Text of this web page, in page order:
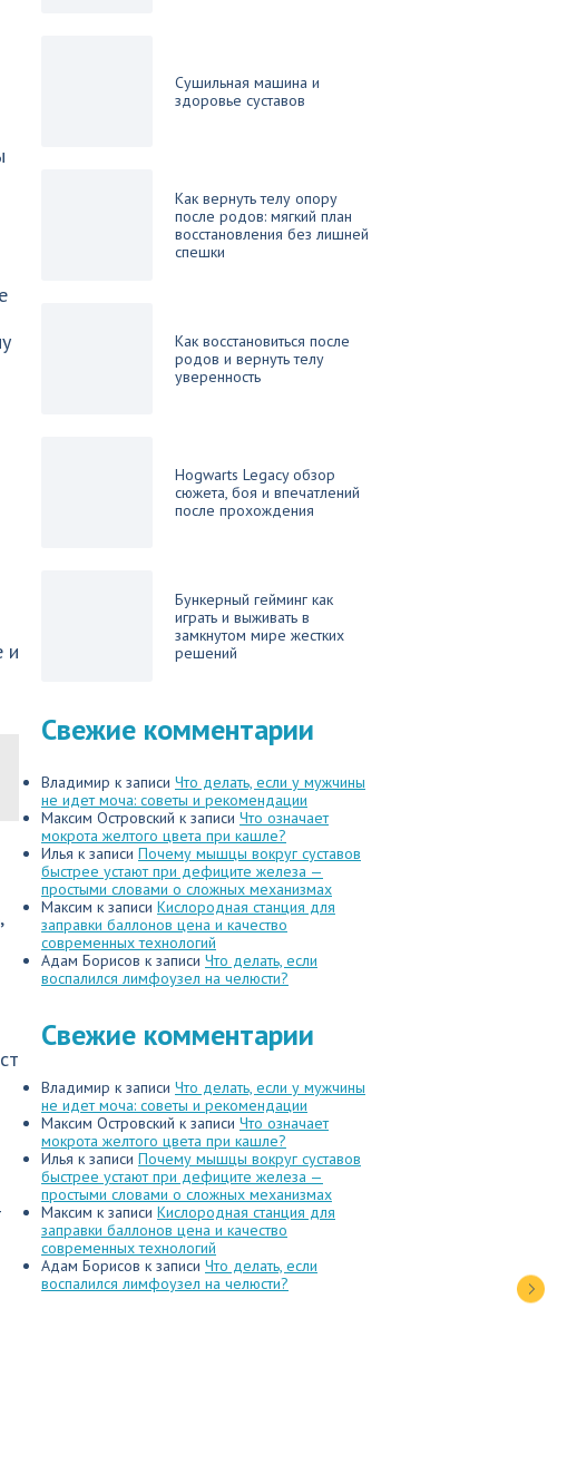
и
Сушильная машина и
здоровье суставов
Как вернуть телу опору
после родов: мягкий план
восстановления без лишней
спешки
Как восстановиться после
родов и вернуть телу
уверенность
Hogwarts Legacy обзор
сюжета, боя и впечатлений
после прохождения
Бункерный гейминг как
играть и выживать в
замкнутом мире жестких
решений
Свежие комментарии
Владимир к записи Что делать, если у мужчины
не идет моча: советы и рекомендации
Максим Островский к записи Что означает
мокрота желтого цвета при кашле?
Илья к записи Почему мышцы вокруг суставов
быстрее устают при дефиците железа —
простыми словами о сложных механизмах
Максим к записи Кислородная станция для
заправки баллонов цена и качество
современных технологий
Адам Борисов к записи Что делать, если
воспалился лимфоузел на челюсти?
Свежие комментарии
Владимир к записи Что делать, если у мужчины
не идет моча: советы и рекомендации
Максим Островский к записи Что означает
мокрота желтого цвета при кашле?
Илья к записи Почему мышцы вокруг суставов
быстрее устают при дефиците железа —
простыми словами о сложных механизмах
Максим к записи Кислородная станция для
заправки баллонов цена и качество
современных технологий
Адам Борисов к записи Что делать, если
воспалился лимфоузел на челюсти?